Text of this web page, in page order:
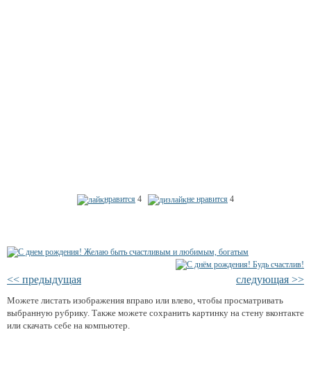
нравится 4 не нравится 4
<< предыдущая следующая >>
Можете листать изображения вправо или влево, чтобы просматривать
выбранную рубрику. Также можете сохранить картинку на стену вконтакте
или скачать себе на компьютер.